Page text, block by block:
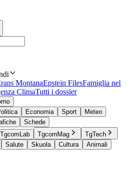
MontanaEpstein FilesFamiglia nel
ClimaTutti i dossier
Economia Sport
Meteo
Schede
TgcomLab TgcomMag
TgTech
Salute Skuola Cultura
Animali